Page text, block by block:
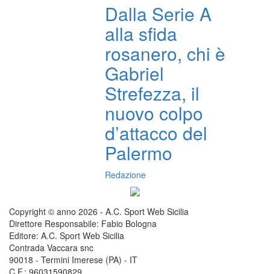
Dalla Serie A
alla sfida
rosanero, chi è
Gabriel
Strefezza, il
nuovo colpo
d’attacco del
Palermo
Redazione
Copyright © anno 2026 - A.C. Sport Web Sicilia
Direttore Responsabile: Fabio Bologna
Editore: A.C. Sport Web Sicilia
Contrada Vaccara snc
90018 - Termini Imerese (PA) - IT
C.F.: 96031590829